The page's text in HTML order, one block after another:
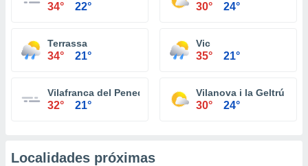
34° 22° 30° 24°
Terrassa
34° 21°
Vic
35° 21°
Vilafranca del Penedès
32° 21°
Vilanova i la Geltrú
30° 24°
Localidades próximas